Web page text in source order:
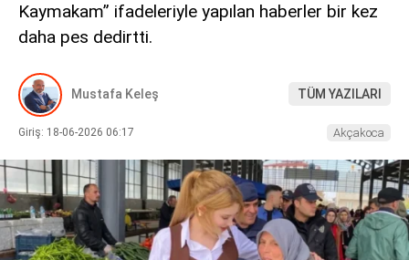
WhatsApp İhbar Hattı
Facebook
DIĞER
Kaymakam” ifadeleriyle yapılan haberler bir kez
daha pes dedirtti.
Mustafa Keleş TÜM YAZILARI
Giriş: 18-06-2026 06:17 Akçakoca